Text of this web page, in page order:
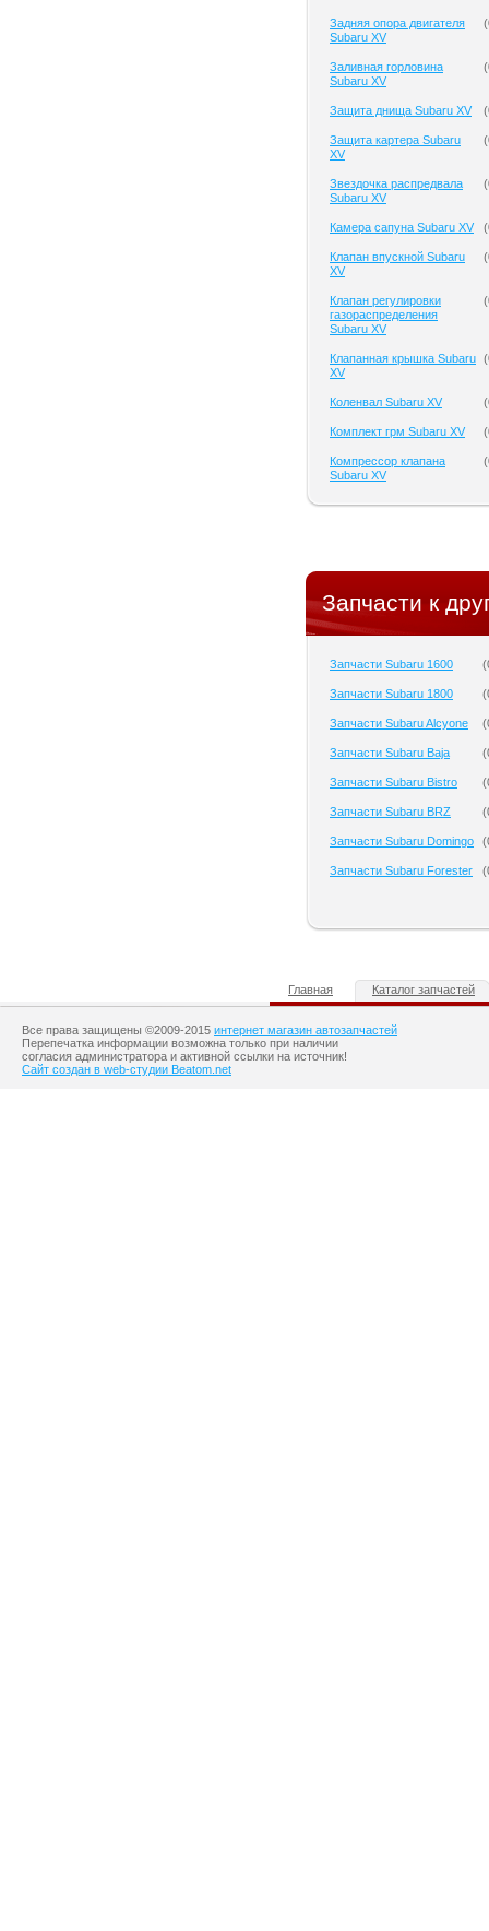
Задняя опора двигателя
Subaru XV
(
Заливная горловина
Subaru XV
(
Защита днища Subaru XV (
Защита картера Subaru
XV
(
Звездочка распредвала
Subaru XV
(
Камера сапуна Subaru XV (
Клапан впускной Subaru
XV
(
Клапан регулировки
газораспределения
Subaru XV
(
Клапанная крышка Subaru
XV
(
Коленвал Subaru XV (
Комплект грм Subaru XV (
Компрессор клапана
Subaru XV
(
Запчасти к
Запчасти Subaru 1600 (
Запчасти Subaru 1800 (
Запчасти Subaru Alcyone (
Запчасти Subaru Baja (
Запчасти Subaru Bistro (
Запчасти Subaru BRZ (
Запчасти Subaru Domingo (
Запчасти Subaru Forester (
Главная Каталог запчастей
Все права защищены ©2009-2015 интернет магазин автозапчастей
Перепечатка информации возможна только при наличии
согласия администратора и активной ссылки на источник!
Сайт создан в web-студии Beatom.net